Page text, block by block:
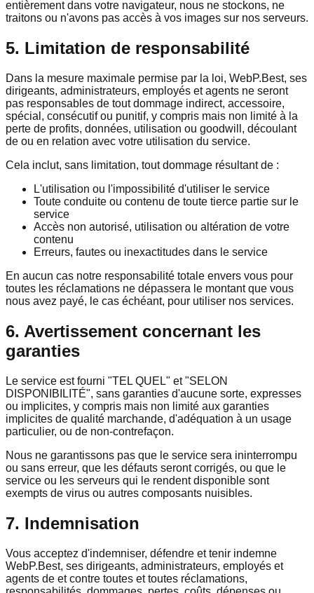
entièrement dans votre navigateur, nous ne stockons, ne
traitons ou n'avons pas accès à vos images sur nos serveurs.
5. Limitation de responsabilité
Dans la mesure maximale permise par la loi, WebP.Best, ses
dirigeants, administrateurs, employés et agents ne seront
pas responsables de tout dommage indirect, accessoire,
spécial, consécutif ou punitif, y compris mais non limité à la
perte de profits, données, utilisation ou goodwill, découlant
de ou en relation avec votre utilisation du service.
Cela inclut, sans limitation, tout dommage résultant de :
L'utilisation ou l'impossibilité d'utiliser le service
Toute conduite ou contenu de toute tierce partie sur le
service
Accès non autorisé, utilisation ou altération de votre
contenu
Erreurs, fautes ou inexactitudes dans le service
En aucun cas notre responsabilité totale envers vous pour
toutes les réclamations ne dépassera le montant que vous
nous avez payé, le cas échéant, pour utiliser nos services.
6. Avertissement concernant les
garanties
Le service est fourni "TEL QUEL" et "SELON
DISPONIBILITÉ", sans garanties d'aucune sorte, expresses
ou implicites, y compris mais non limité aux garanties
implicites de qualité marchande, d'adéquation à un usage
particulier, ou de non-contrefaçon.
Nous ne garantissons pas que le service sera ininterrompu
ou sans erreur, que les défauts seront corrigés, ou que le
service ou les serveurs qui le rendent disponible sont
exempts de virus ou autres composants nuisibles.
7. Indemnisation
Vous acceptez d'indemniser, défendre et tenir indemne
WebP.Best, ses dirigeants, administrateurs, employés et
agents de et contre toutes et toutes réclamations,